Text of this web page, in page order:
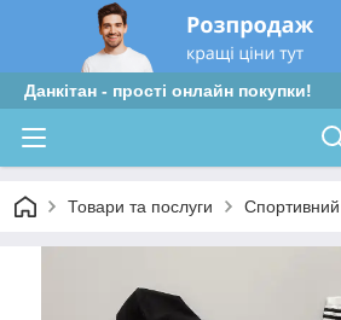
Данкітан - прості онлайн покупки!
Товари та послуги